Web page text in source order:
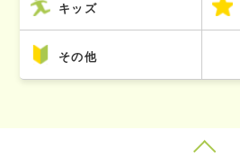
キッズ
その他